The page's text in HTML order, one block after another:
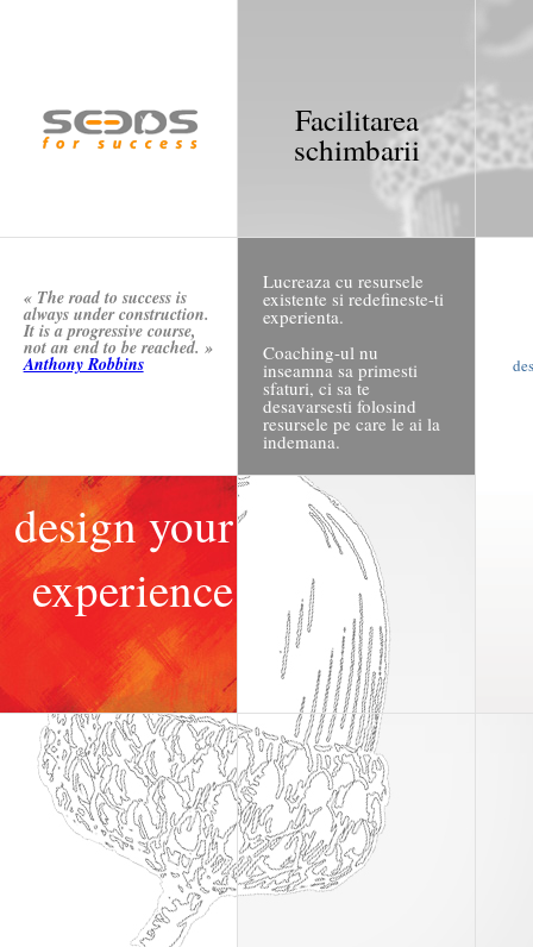
Facilitarea
schimbarii
« The road to success is
always under construction.
It is a progressive course,
not an end to be reached. »
Anthony Robbins
Lucreaza cu resursele
existente si redefineste-ti
experienta.
Coaching-ul nu
inseamna sa primesti
sfaturi, ci sa te
desavarsesti folosind
resursele pe care le ai la
indemana.
design your
experience
design your experience
resetează-ţi experienţa
instrucţiuni
Va invitam sa va construiti propria
experienta vizuala in acest site folosind
creativitatea, simtul practic si
individualitatea proprie.
La fel ca in coaching.